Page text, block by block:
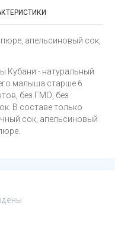
апельсиновый сок,
Кубани - натуральный
малыша старше 6
без ГМО, без
В составе только
сок, апельсиновый